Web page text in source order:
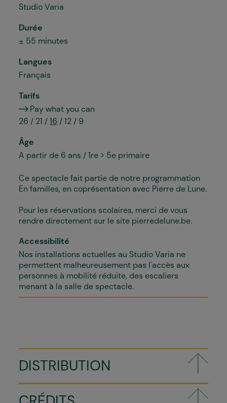
Studio Varia
Durée
± 55 minutes
Langues
Français
Tarifs
Pay what you can
26 / 21 /16 / 12 / 9
Âge
A partir de 6 ans / 1re > 5e primaire
Ce spectacle fait partie de notre programmation
En familles, en coprésentation avec Pierre de Lune.
Pour les réservations scolaires, merci de vous
rendre directement sur le site pierredelune.be.
Accessibilité
Nos installations actuelles au Studio Varia ne
permettent malheureusement pas l'accès aux
personnes à mobilité réduite, des escaliers
menant à la salle de spectacle.
DISTRIBUTION